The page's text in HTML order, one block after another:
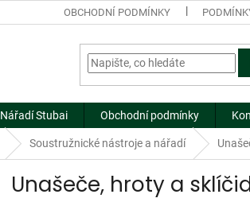
OBCHODNÍ PODMÍNKY
Nářadí Stubai Obchodní podmínky
Soustružnické nástroje a nářadí
Unašeče, hroty a